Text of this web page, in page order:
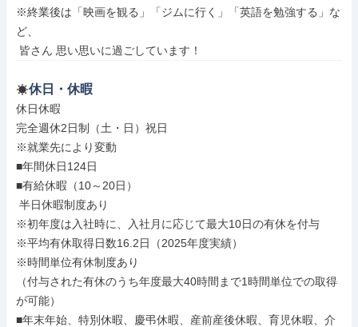
※終業後は「映画を観る」「ジムに行く」「英語を勉強する」な
ど、
皆さん 思い思いに過ごしています！
休日・休暇
休日休暇
完全週休2日制（土・日）祝日
※就業先により変動
■年間休日124日
■有給休暇（10～20日）
※初年度は入社時に、入社月に応じて最大10日の有休を付与
※平均有休取得日数16.2日（2025年度実績）
※時間単位有休制度あり
（付与された有休のうち年度最大40時間まで1時間単位での取得
が可能）
■年末年始、特別休暇、慶弔休暇、産前産後休暇、育児休暇、介